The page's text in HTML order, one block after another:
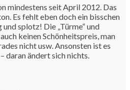
mindestens seit April 2012. Das
Es fehlt eben doch ein bisschen
und splotz! Die „Türme“ und
keinen Schönheitspreis, man
nicht usw. Ansonsten ist es
daran ändert sich nichts.